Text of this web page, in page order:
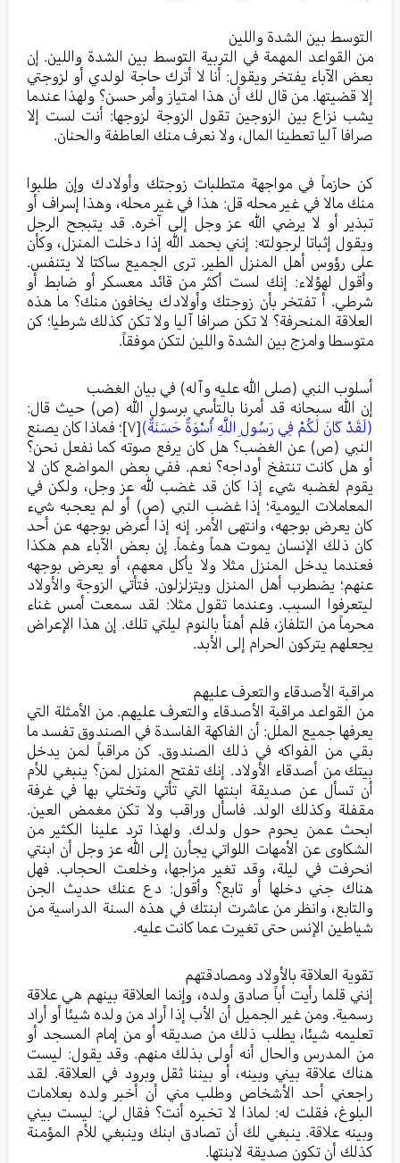
التوسط بين الشدة واللين
من القواعد المهمة في التربية التوسط بين الشدة واللين. إن
بعض الآباء يفتخر ويقول: أنا لا أترك حاجة لولدي أو لزوجتي
إلا قضيتها. من قال لك أن هذا امتياز وأمر حسن؟ ولهذا عندما
يشب نزاع بين الزوجين تقول الزوجة لزوجها: أنت لست إلا
صرافا آليا تعطينا المال، ولا نعرف منك العاطفة والحنان.
كن حازماً في مواجهة متطلبات زوجتك وأولادك وإن طلبوا
منك مالا في غير محله قل: هذا في غير محله، وهذا إسراف أو
تبذير أو لا يرضي الله عز وجل إلى آخره. قد يتبجح الرجل
ويقول إثباتا لرجولته: إنني بحمد الله إذا دخلت المنزل، وكأن
على رؤوس أهل المنزل الطير. ترى الجميع ساكتا لا يتنفس.
وأقول لهؤلاء: إنك لست أكثر من قائد معسكر أو ضابط أو
شرطي. أ تفتخر بأن زوجتك وأولادك يخافون منك؟ ما هذه
العلاقة المنحرفة؟ لا تكن صرافا آليا ولا تكن كذلك شرطيا؛ كن
متوسطا وامزج بين الشدة واللين لتكن موفقاً.
أسلوب النبي (صلى الله عليه وآله) في بيان الغضب
إن الله سبحانه قد أمرنا بالتأسي برسول الله (ص) حيث قال:
(لَقَدْ كَانَ لَكُمْ فِي رَسُولِ اللَّهِ أُسْوَةٌ حَسَنَةٌ)[٧]
؛ فماذا كان يصنع
النبي (ص) عن الغضب؟ هل كان يرفع صوته كما نفعل نحن؟
أو هل كانت تنتفخ أوداجه؟ نعم. ففي بعض المواضع كان لا
يقوم لغضبه شيء إذا كان قد غضب لله عز وجل، ولكن في
المعاملات اليومية؛ إذا غضب النبي (ص) أو لم يعجبه شيء
كان يعرض بوجهه، وانتهى الأمر. إنه إذا أعرض بوجهه عن أحد
كان ذلك الإنسان يموت هماً وغماً. إن بعض الآباء هم هكذا
فعندما يدخل المنزل مثلا ولا يأكل معهم، أو يعرض بوجهه
عنهم؛ يضطرب أهل المنزل ويتزلزلون. فتأتي الزوجة والأولاد
ليتعرفوا السبب. وعندما تقول مثلا: لقد سمعت أمس غناء
محرماً من التلفاز، فلم أهنأ بالنوم ليلتي تلك. إن هذا الإعراض
يجعلهم يتركون الحرام إلى الأبد.
مراقبة الأصدقاء والتعرف عليهم
من القواعد مراقبة الأصدقاء والتعرف عليهم. من الأمثلة التي
يعرفها جميع الملل: أن الفاكهة الفاسدة في الصندوق تفسد ما
بقي من الفواكه في ذلك الصندوق. كن مراقباً لمن يدخل
بيتك من أصدقاء الأولاد. إنك تفتح المنزل لمن؟ ينبغي للأم
أن تسأل عن صديقة ابنتها التي تأتي وتختلي بها في غرفة
مقفلة وكذلك الولد. فاسأل وراقب ولا تكن مغمض العين.
ابحث عمن يحوم حول ولدك. ولهذا ترد علينا الكثير من
الشكاوى عن الأمهات اللواتي يجأرن إلى الله عز وجل أن ابنتي
انحرفت في ليلة، وقد تغير مزاجها، وخلعت الحجاب. فهل
هناك جني دخلها أو تابع؟ وأقول: دع عنك حديث الجن
والتابع، وانظر من عاشرت ابنتك في هذه السنة الدراسية من
شياطين الإنس حتى تغيرت عما كانت عليه.
تقوية العلاقة بالأولاد ومصادقتهم
إنني قلما رأيت أباً صادق ولده، وإنما العلاقة بينهم هي علاقة
رسمية. ومن غير الجميل أن الأب إذا أراد من ولده شيئا أو أراد
تعليمه شيئا، يطلب ذلك من صديقه أو من إمام المسجد أو
من المدرس والحال أنه أولى بذلك منهم. وقد يقول: ليست
هناك علاقة بيني وبينه، أو بيننا ثقل وبرود في العلاقة. لقد
راجعني أحد الأشخاص وطلب مني أن أخبر ولده بعلامات
البلوغ، فقلت له: لماذا لا تخبره أنت؟ فقال لي: ليست بيني
وبينه علاقة. ينبغي لك أن تصادق ابنك وينبغي للأم المؤمنة
كذلك أن تكون صديقة لابنتها.